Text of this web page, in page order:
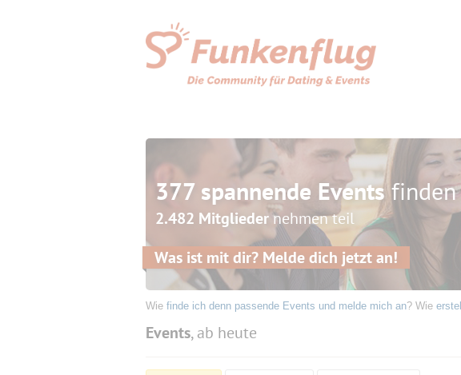
377 spannende Events
2.482 Mitgliedernehmen teil
Was ist mit dir? Melde dich jetzt an!
Wie finde ich denn passende Events und melde mich an? Wie
Events, ab heute